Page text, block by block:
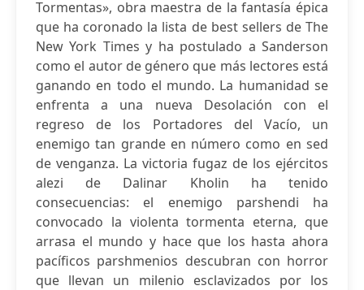
Tormentas», obra maestra de la fantasía épica
que ha coronado la lista de best sellers de The
New York Times y ha postulado a Sanderson
como el autor de género que más lectores está
ganando en todo el mundo. La humanidad se
enfrenta a una nueva Desolación con el
regreso de los Portadores del Vacío, un
enemigo tan grande en número como en sed
de venganza. La victoria fugaz de los ejércitos
alezi de Dalinar Kholin ha tenido
consecuencias: el enemigo parshendi ha
convocado la violenta tormenta eterna, que
arrasa el mundo y hace que los hasta ahora
pacíficos parshmenios descubran con horror
que llevan un milenio esclavizados por los